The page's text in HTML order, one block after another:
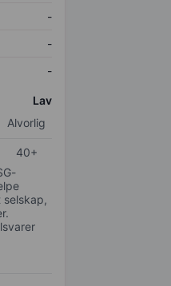
-
-
-
Lav
Alvorlig
40+
selskap,